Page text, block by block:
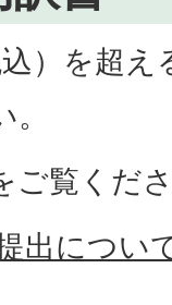
）を超
ご覧くだ
出につい